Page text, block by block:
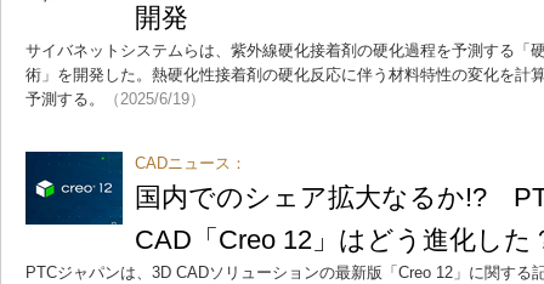
開発
サイバネットシステムらは、紫外線硬化接着剤の硬化過程を予測する「
術」を開発した。熱硬化性接着剤の硬化反応に伴う材料特性の変化を計
予測する。
（2025/6/19）
CADニュース：
国内でのシェア拡大なるか!?
CAD「Creo 12」はどう進化した
PTCジャパンは、3D CADソリューションの最新版「Creo 12」に関する